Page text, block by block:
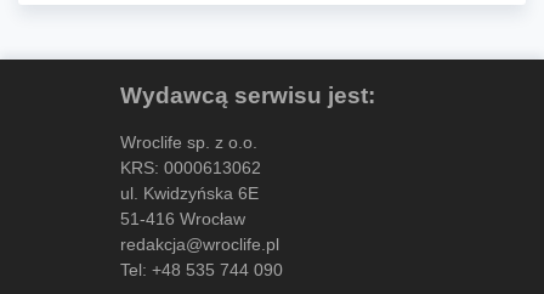
Wydawcą serwisu jest:
Wroclife sp. z o.o.
KRS: 0000613062
ul. Kwidzyńska 6E
51-416 Wrocław
redakcja@wroclife.pl
Tel: +48 535 744 090